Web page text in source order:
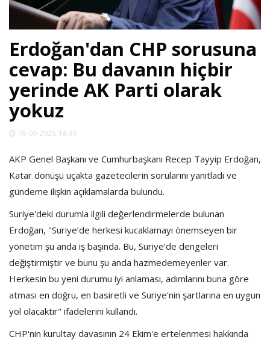
SPOR
DÜNYA
VİDEO
GALERİ
YAZARLAR
RESMİ
Erdoğan'dan CHP sorusuna
cevap: Bu davanın hiçbir
yerinde AK Parti olarak
yokuz
16-09-2025 14:39
AKP Genel Başkanı ve Cumhurbaşkanı Recep Tayyip Erdoğan,
Katar dönüşü uçakta gazetecilerin sorularını yanıtladı ve
gündeme ilişkin açıklamalarda bulundu.
Suriye'deki durumla ilgili değerlendirmelerde bulunan
Erdoğan, "Suriye’de herkesi kucaklamayı önemseyen bir
yönetim şu anda iş başında. Bu, Suriye’de dengeleri
değiştirmiştir ve bunu şu anda hazmedemeyenler var.
Herkesin bu yeni durumu iyi anlaması, adımlarını buna göre
atması en doğru, en basiretli ve Suriye’nin şartlarına en uygun
yol olacaktır" ifadelerini kullandı.
CHP'nin kurultay davasının 24 Ekim'e ertelenmesi hakkında